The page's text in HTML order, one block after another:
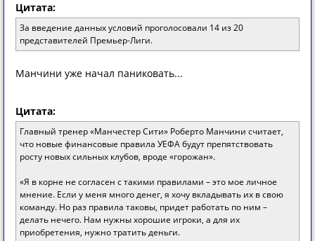
Цитата:
За введение данных условий проголосовали 14 из 20
представителей Премьер-Лиги.
Манчини уже начал паниковать...
Цитата:
Главный тренер «Манчестер Сити» Роберто Манчини считает,
что новые финансовые правила УЕФА будут препятствовать
росту новых сильных клубов, вроде «горожан».
«Я в корне не согласен с такими правилами – это мое личное
мнение. Если у меня много денег, я хочу вкладывать их в свою
команду. Но раз правила таковы, придет работать по ним –
делать нечего. Нам нужны хорошие игроки, а для их
приобретения, нужно тратить деньги.